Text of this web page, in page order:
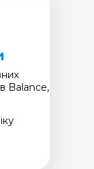
Balance,